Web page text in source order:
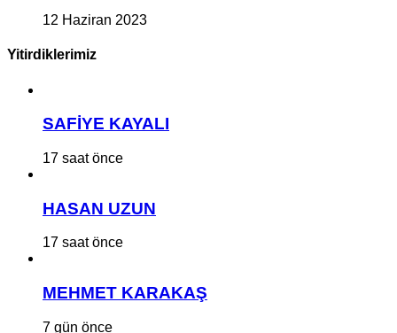
12 Haziran 2023
Yitirdiklerimiz
SAFİYE KAYALI
17 saat önce
HASAN UZUN
17 saat önce
MEHMET KARAKAŞ
7 gün önce